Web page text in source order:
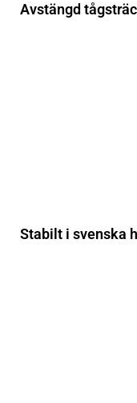
Avstängd
Stabilt i svenska